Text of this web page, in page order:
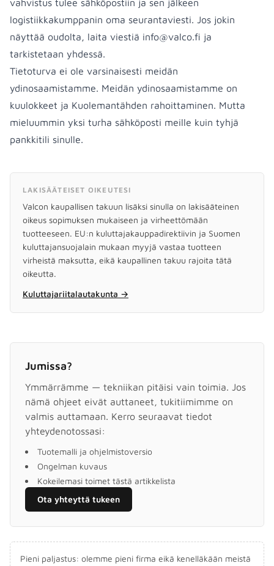
vahvistus tulee sähköpostiin ja sen jälkeen
logistiikkakumppanin oma seurantaviesti. Jos jokin
näyttää oudolta, laita viestiä info@valco.fi ja
tarkistetaan yhdessä.
Tietoturva ei ole varsinaisesti meidän
ydinosaamistamme. Meidän ydinosaamistamme on
kuulokkeet ja Kuolemantähden rahoittaminen. Mutta
mieluummin yksi turha sähköposti meille kuin tyhjä
pankkitili sinulle.
LAKISÄÄTEISET OIKEUTESI
Valcon kaupallisen takuun lisäksi sinulla on lakisääteinen
oikeus sopimuksen mukaiseen ja virheettömään
tuotteeseen. EU:n kuluttajakauppadirektiivin ja Suomen
kuluttajansuojalain mukaan myyjä vastaa tuotteen
virheistä maksutta, eikä kaupallinen takuu rajoita tätä
oikeutta.
Kuluttajariitalautakunta →
Jumissa?
Ymmärrämme — tekniikan pitäisi vain toimia. Jos
nämä ohjeet eivät auttaneet, tukitiimimme on
valmis auttamaan. Kerro seuraavat tiedot
yhteydenotossasi:
Tuotemalli ja ohjelmistoversio
Ongelman kuvaus
Kokeilemasi toimet tästä artikkelista
Ota yhteyttä tukeen
Pieni paljastus: olemme pieni firma eikä kenelläkään meistä